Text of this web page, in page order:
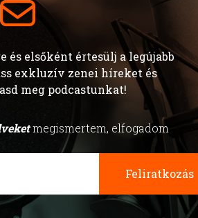
elsőként értesülj a legújabb
exkluzív zenei híreket és
meg podcastunkat!
megismertem, elfogadom
Feliratkozás